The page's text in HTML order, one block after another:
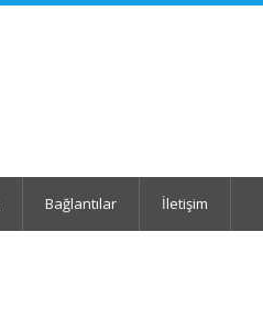
Bağlantılar İletişim